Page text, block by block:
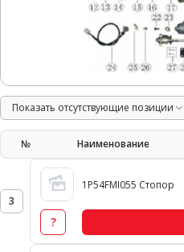
Показать отсутствующие позиции
№ Наименование
3
1P54FMI055 Стопор
?